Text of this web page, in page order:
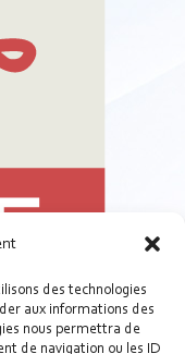
des technologies
aux informations des
nous permettra de
de navigation ou les ID